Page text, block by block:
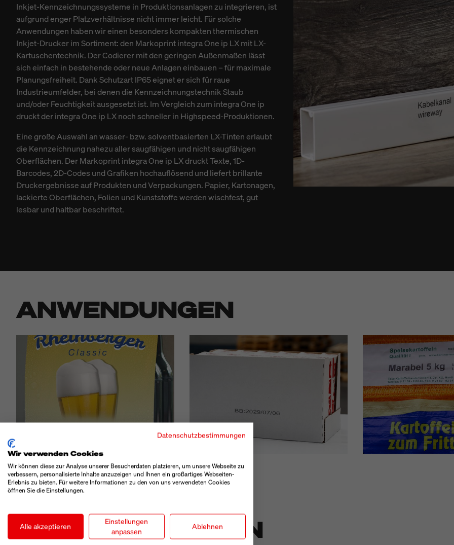
Inkjet-Kennzeichnungssysteme in Produktionsanlagen zu integrieren, ist
aufgrund enger Platzverhältnisse nicht immer leicht. Für solche
Anwendungen haben wir einen besonders kompakten thermischen
Inkjet-Drucker im Sortiment: den Markoprint integra One ip LX mit LX-
Kartuschentechnik. Der Codierer mit den geringen Außenmaßen lässt
sich einfach in bestehende oder neue Anlagen einbauen – für maximale
Planungsfreiheit. Dank Schutzart IP65 eignet er sich für raue
Industrieumfelder, bei denen die Kennzeichnungstechnik Staub
und/oder Feuchtigkeit ausgesetzt ist. Im Vergleich zum integra One ip
druckt der integra One ip LX noch schneller in Highspeed-Produktionen.
Eine große Auswahl an wasser- bzw. solventbasierten LX-Tinten erlaubt
die Kennzeichnung nahezu aller saugfähigen und nicht saugfähigen
Oberflächen. Der Markoprint integra One ip LX druckt Texte, 1D-
Barcodes, 2D-Codes und Grafiken hochauflösend und liefert brillante
Druckergebnisse auf Produkten und Verpackungen. Papier, Kartonagen,
lackierte Oberflächen, Folien und Kunststoffe werden wischfest, gut
lesbar und haltbar beschriftet.
ANWENDUNGEN
BESONDERHEITEN
Datenschutzbestimmungen
Wir verwenden Cookies
Wir können diese zur Analyse unserer Besucherdaten platzieren, um unsere Webseite zu
verbessern, personalisierte Inhalte anzuzeigen und Ihnen ein großartiges Webseiten-
Erlebnis zu bieten. Für weitere Informationen zu den von uns verwendeten Cookies
öffnen Sie die Einstellungen.
Alle akzeptieren
Einstellungen
anpassen
Ablehnen